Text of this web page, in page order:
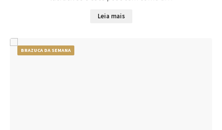
Leia mais
BRAZUCA DA SEMANA